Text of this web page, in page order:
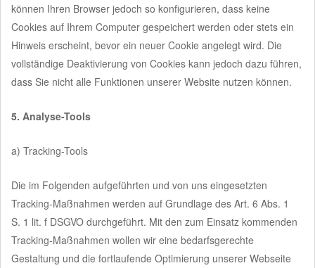
können Ihren Browser jedoch so konfigurieren, dass keine
Cookies auf Ihrem Computer gespeichert werden oder stets ein
Hinweis erscheint, bevor ein neuer Cookie angelegt wird. Die
vollständige Deaktivierung von Cookies kann jedoch dazu führen,
dass Sie nicht alle Funktionen unserer Website nutzen können.
5. Analyse-Tools
a) Tracking-Tools
Die im Folgenden aufgeführten und von uns eingesetzten
Tracking-Maßnahmen werden auf Grundlage des Art. 6 Abs. 1
S. 1 lit. f DSGVO durchgeführt. Mit den zum Einsatz kommenden
Tracking-Maßnahmen wollen wir eine bedarfsgerechte
Gestaltung und die fortlaufende Optimierung unserer Webseite